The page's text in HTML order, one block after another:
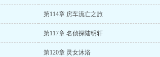
第114章 房车流亡之旅
第117章 名侦探陆明轩
第120章 灵女沐浴